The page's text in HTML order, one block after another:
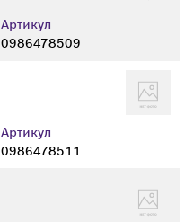
Артикул
0986478509
Артикул
0986478511